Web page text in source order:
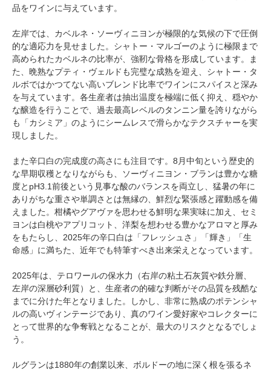
品をワインに与えています。
左岸では、カベルネ・ソーヴィニヨンが極限的な気候の下で圧倒
的な適応力を見せました。シャトー・マルゴーのように極限まで
高められたカベルネの比率が、強靭な骨格を形成しています。ま
た、晩熟なプティ・ヴェルドも完璧な成熟を迎え、シャトー・タ
ルボではかつてない高いブレンド比率でワインにスパイスと深み
を与えています。各生産者は抽出温度を極端に低く抑え、穏やか
な醸造を行うことで、過去最高レベルのタンニン量を誇りながら
も「カシミア」のようにシームレスで滑らかなテクスチャーを実
現しました。
また辛口白の完成度の高さにも注目です。8月中旬という歴史的
な早期収穫となりながらも、ソーヴィニヨン・ブランは豊かな糖
度とpH3.1前後という見事な酸のバランスを両立し、猛暑の年に
ありがちな重さや単調さとは無縁の、鮮烈な緊張感と躍動感を備
えました。柑橘やグアヴァを思わせる鮮明な果実味に加え、セミ
ヨンは白桃やアプリコット、洋梨を想わせる豊かなアロマと厚み
をもたらし、2025年の辛口白は「フレッシュさ」「輝き」「生
命感」に満ちた、近年でも特筆すべき出来栄えとなっています。
2025年は、テロワールの保水力（右岸の粘土石灰質や鉄分層、
左岸の深層砂利質）と、生産者の的確な判断がその品質を残酷な
までに分けた年となりました。しかし、非常に熟成のポテンシャ
ルの高いヴィンテージであり、真のワイン愛好家やコレクターに
とって世界的な争奪戦となることが、最大のリスクとなるでしょ
う。
ルグランは1880年の創業以来、ボルドーの地に深く根を張るネ